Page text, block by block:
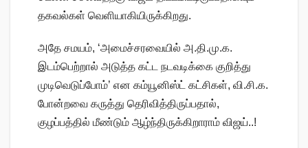
தகவல்கள் வெளியாகியிருக்கிறது.
அதே சமயம், ‘அமைச்சரவையில் அ.தி.மு.க.
இடம்பெற்றால் அடுத்த கட்ட நடவடிக்கை குறித்து
முடிவெடுப்போம்’ என கம்யூனிஸ்ட் கட்சிகள், வி.சி.க.
போன்றவை கருத்து தெரிவித்திருப்பதால்,
குழப்பத்தில் மீண்டும் ஆழ்ந்திருக்கிறாராம் விஜய்..!